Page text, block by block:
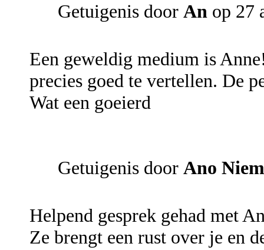
Getuigenis door An op 27
Een geweldig medium is
precies goed te vertellen. De
Wat een goeierd
Getuigenis door Ano Niem
Helpend gesprek gehad met
Ze brengt een rust over je en